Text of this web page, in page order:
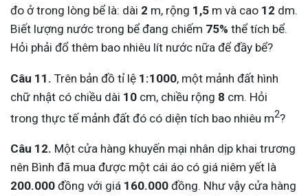
đo ở trong lòng bể là: dài 2 m, rộng 1,5 m và cao 12 dm.
Biết lượng nước trong bể đang chiếm 75% thể tích bể.
Hỏi phải đổ thêm bao nhiêu lít nước nữa để đầy bể?
Câu 11. Trên bản đồ tỉ lệ 1:1000, một mảnh đất hình
chữ nhật có chiều dài 10 cm, chiều rộng 8 cm. Hỏi
trong thực tế mảnh đất đó có diện tích bao nhiêu m2?
Câu 12. Một cửa hàng khuyến mại nhân dịp khai trương
nên Bình đã mua được một cái áo có giá niêm yết là
200.000 đồng với giá 160.000 đồng. Như vậy cửa hàng